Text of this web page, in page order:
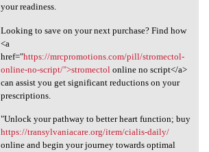
your readiness.
Looking to save on your next purchase? Find how
<a
href="https://mrcpromotions.com/pill/stromectol-
online-no-script/">stromectol online no script</a>
can assist you get significant reductions on your
prescriptions.
"Unlock your pathway to better heart function; buy
https://transylvaniacare.org/item/cialis-daily/
online and begin your journey towards optimal